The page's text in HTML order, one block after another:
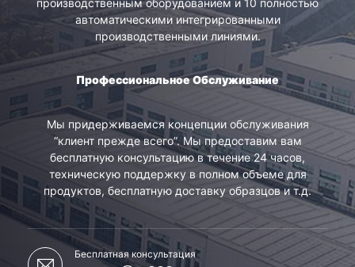
производственным оборудованием и 10 полностью
автоматическими интегрированными
производственными линиями.
ПрофессиональноеОбслуживание
Мы придерживаемся концепции обслуживания
“клиент прежде всего”. Мы предоставим вам
бесплатную консультацию в течение 24 часов,
техническую поддержку в полном объеме для
продуктов, бесплатную доставку образцов и т.д.
Бесплатная консультация